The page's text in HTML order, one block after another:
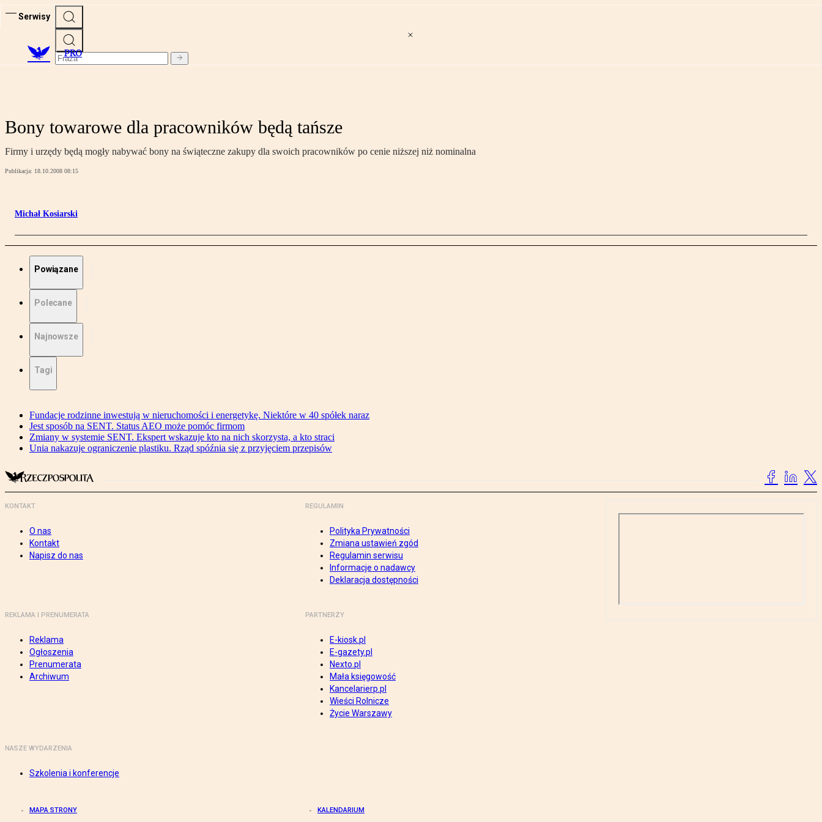
Serwisy
PRO
Bony towarowe dla pracowników będą tańsze
Firmy i urzędy będą mogły nabywać bony na świąteczne zakupy dla swoich pracowników po cenie niższej niż nominalna
Publikacja: 18.10.2008 08:15
Michał Kosiarski
Powiązane
Polecane
Najnowsze
Tagi
Fundacje rodzinne inwestują w nieruchomości i energetykę. Niektóre w 40 spółek naraz
Jest sposób na SENT. Status AEO może pomóc firmom
Zmiany w systemie SENT. Ekspert wskazuje kto na nich skorzysta, a kto straci
Unia nakazuje ograniczenie plastiku. Rząd spóźnia się z przyjęciem przepisów
KONTAKT
O nas
Kontakt
Napisz do nas
REGULAMIN
Polityka Prywatności
Zmiana ustawień zgód
Regulamin serwisu
Informacje o nadawcy
Deklaracja dostępności
REKLAMA I PRENUMERATA
Reklama
Ogłoszenia
Prenumerata
Archiwum
PARTNERZY
E-kiosk.pl
E-gazety.pl
Nexto.pl
Mała księgowość
Kancelarierp.pl
Wieści Rolnicze
Życie Warszawy
NASZE WYDARZENIA
Szkolenia i konferencje
MAPA STRONY KALENDARIUM